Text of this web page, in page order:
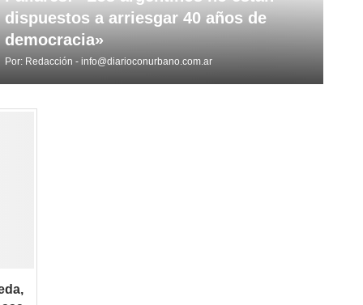
dispuestos a arriesgar 40 años de
democracia»
Por: Redacción - info@diarioconurbano.com.ar